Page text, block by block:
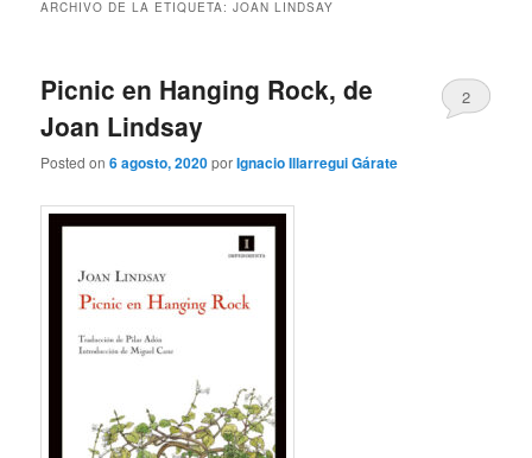
ARCHIVO DE LA ETIQUETA:JOAN LINDSAY
Picnic en Hanging Rock, de
Joan Lindsay
Posted on6 agosto, 2020porIgnacio Illarregui Gárate
2